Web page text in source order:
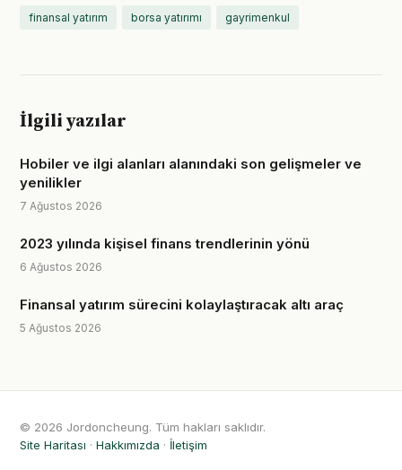
finansal yatırım borsa yatırımı gayrimenkul
İlgili yazılar
Hobiler ve ilgi alanları alanındaki son gelişmeler ve
yenilikler
7 Ağustos 2026
2023 yılında kişisel finans trendlerinin yönü
6 Ağustos 2026
Finansal yatırım sürecini kolaylaştıracak altı araç
5 Ağustos 2026
© 2026 Jordoncheung. Tüm hakları saklıdır.
Site Haritası · Hakkımızda · İletişim